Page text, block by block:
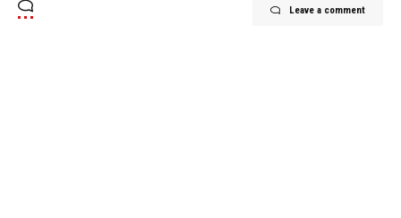
Leave a comment